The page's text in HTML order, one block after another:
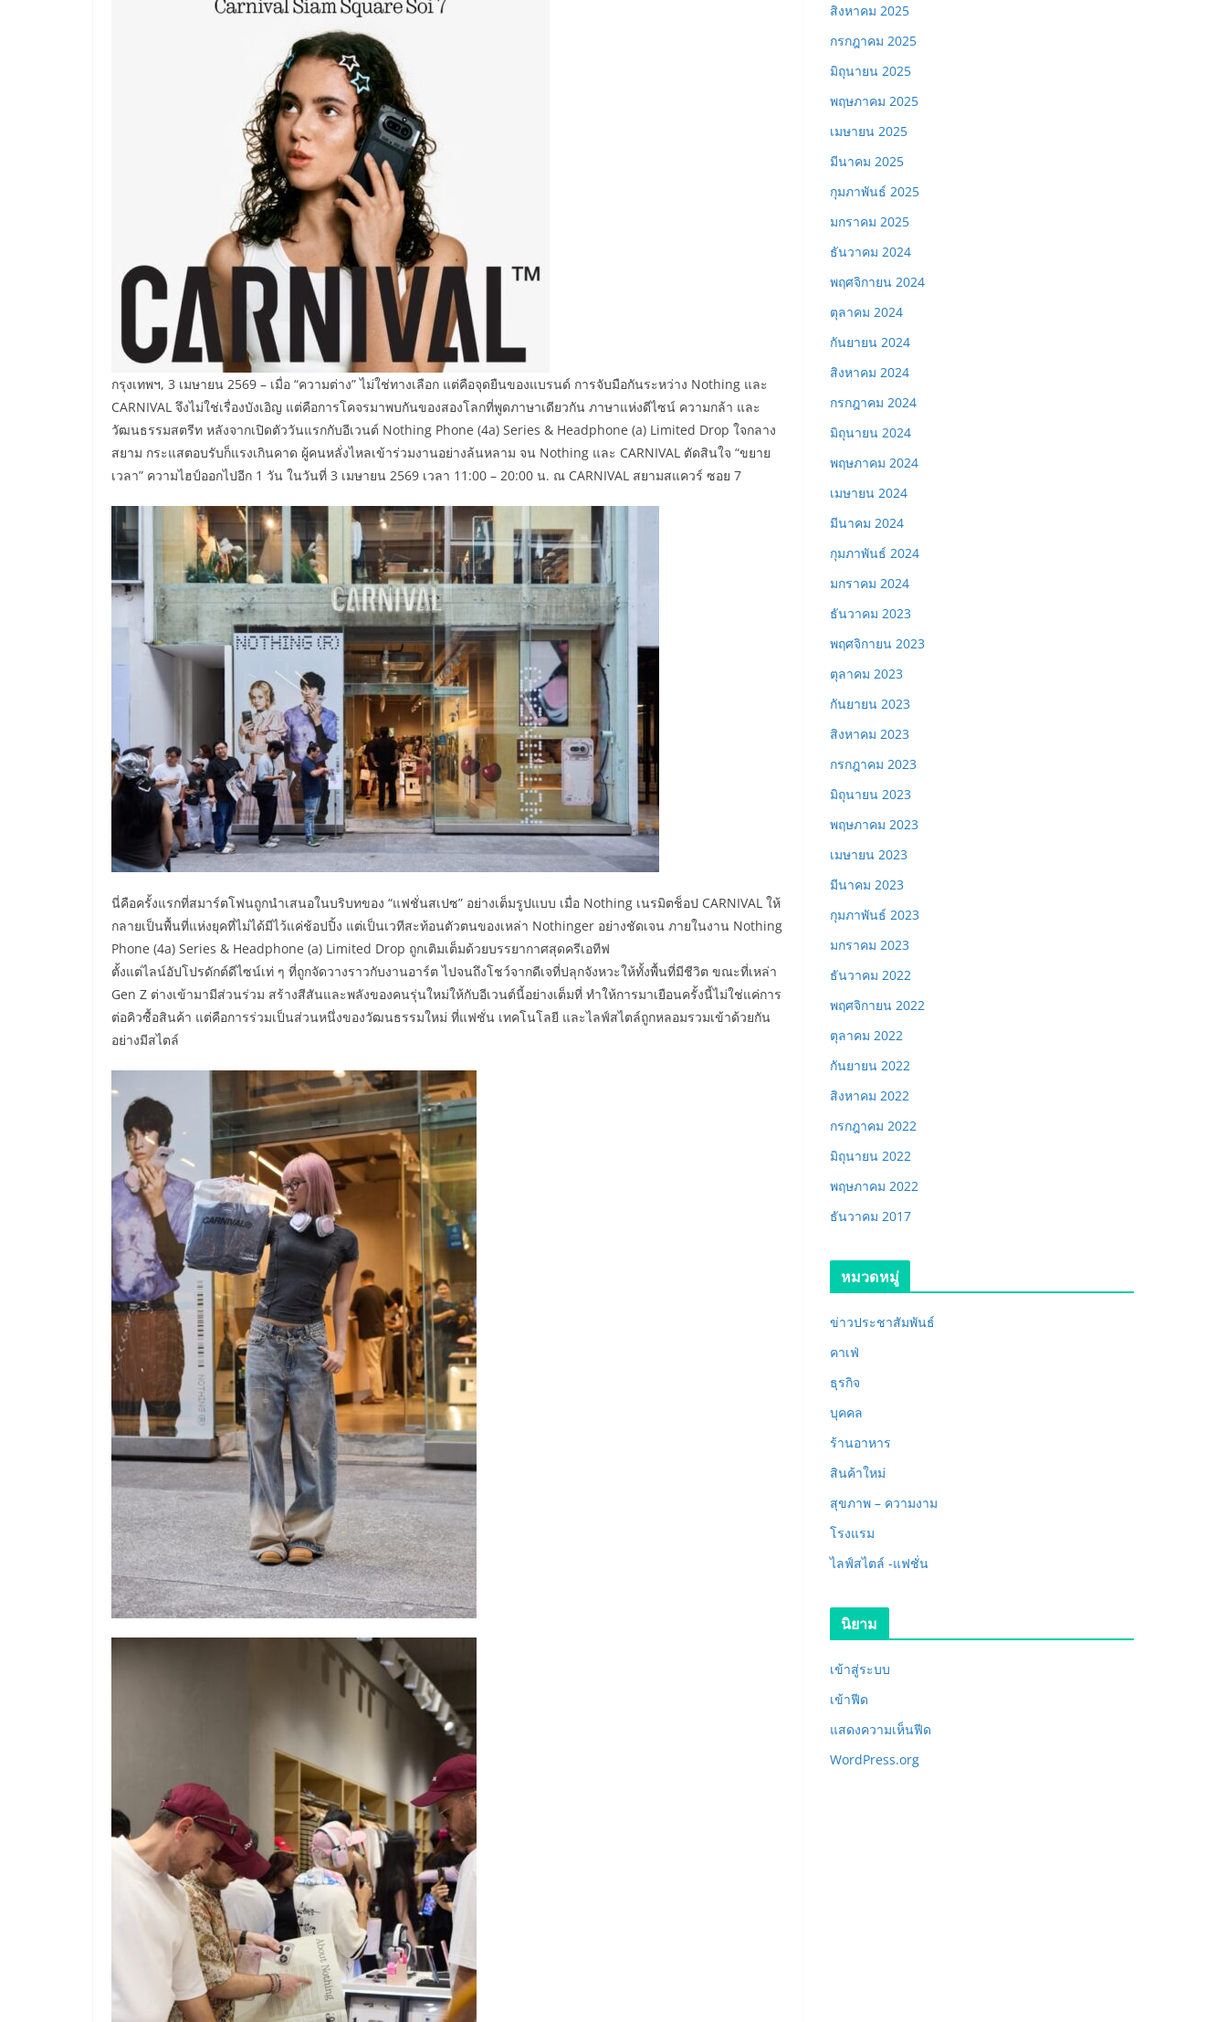
กรุงเทพฯ, 3 เมษายน 2569 – เมื่อ “ความต่าง” ไม่ใช่ทางเลือก แต่คือจุดยืนของแบรนด์ การจับมือกันระหว่าง Nothing และ
CARNIVAL จึงไม่ใช่เรื่องบังเอิญ แต่คือการโคจรมาพบกันของสองโลกที่พูดภาษาเดียวกัน ภาษาแห่งดีไซน์ ความกล้า และ
วัฒนธรรมสตรีท หลังจากเปิดตัววันแรกกับอีเวนต์ Nothing Phone (4a) Series & Headphone (a) Limited Drop ใจกลาง
สยาม กระแสตอบรับก็แรงเกินคาด ผู้คนหลั่งไหลเข้าร่วมงานอย่างล้นหลาม จน Nothing และ CARNIVAL ตัดสินใจ “ขยาย
เวลา” ความไฮป์ออกไปอีก 1 วัน ในวันที่ 3 เมษายน 2569 เวลา 11:00 – 20:00 น. ณ CARNIVAL สยามสแควร์ ซอย 7
นี่คือครั้งแรกที่สมาร์ตโฟนถูกนำเสนอในบริบทของ “แฟชั่นสเปซ” อย่างเต็มรูปแบบ เมื่อ Nothing เนรมิตช็อป CARNIVAL ให้
กลายเป็นพื้นที่แห่งยุคที่ไม่ได้มีไว้แค่ช้อปปิ้ง แต่เป็นเวทีสะท้อนตัวตนของเหล่า Nothinger อย่างชัดเจน ภายในงาน Nothing
Phone (4a) Series & Headphone (a) Limited Drop ถูกเติมเต็มด้วยบรรยากาศสุดครีเอทีฟ
ตั้งแต่ไลน์อัปโปรดักต์ดีไซน์เท่ ๆ ที่ถูกจัดวางราวกับงานอาร์ต ไปจนถึงโชว์จากดีเจที่ปลุกจังหวะให้ทั้งพื้นที่มีชีวิต ขณะที่เหล่า
Gen Z ต่างเข้ามามีส่วนร่วม สร้างสีสันและพลังของคนรุ่นใหม่ให้กับอีเวนต์นี้อย่างเต็มที่ ทำให้การมาเยือนครั้งนี้ไม่ใช่แค่การ
ต่อคิวซื้อสินค้า แต่คือการร่วมเป็นส่วนหนึ่งของวัฒนธรรมใหม่ ที่แฟชั่น เทคโนโลยี และไลฟ์สไตล์ถูกหลอมรวมเข้าด้วยกัน
อย่างมีสไตล์
สิงหาคม 2025
กรกฎาคม 2025
มิถุนายน 2025
พฤษภาคม 2025
เมษายน 2025
มีนาคม 2025
กุมภาพันธ์ 2025
มกราคม 2025
ธันวาคม 2024
พฤศจิกายน 2024
ตุลาคม 2024
กันยายน 2024
สิงหาคม 2024
กรกฎาคม 2024
มิถุนายน 2024
พฤษภาคม 2024
เมษายน 2024
มีนาคม 2024
กุมภาพันธ์ 2024
มกราคม 2024
ธันวาคม 2023
พฤศจิกายน 2023
ตุลาคม 2023
กันยายน 2023
สิงหาคม 2023
กรกฎาคม 2023
มิถุนายน 2023
พฤษภาคม 2023
เมษายน 2023
มีนาคม 2023
กุมภาพันธ์ 2023
มกราคม 2023
ธันวาคม 2022
พฤศจิกายน 2022
ตุลาคม 2022
กันยายน 2022
สิงหาคม 2022
กรกฎาคม 2022
มิถุนายน 2022
พฤษภาคม 2022
ธันวาคม 2017
หมวดหมู่
ข่าวประชาสัมพันธ์
คาเฟ่
ธุรกิจ
บุคคล
ร้านอาหาร
สินค้าใหม่
สุขภาพ – ความงาม
โรงแรม
ไลฟ์สไตล์ -แฟชั่น
นิยาม
เข้าสู่ระบบ
เข้าฟีด
แสดงความเห็นฟีด
WordPress.org